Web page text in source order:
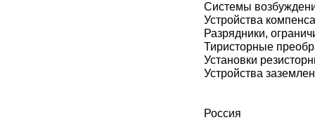
Системы
Устройства
Разрядники,
Тиристорные
Установки
Устройства
Россия